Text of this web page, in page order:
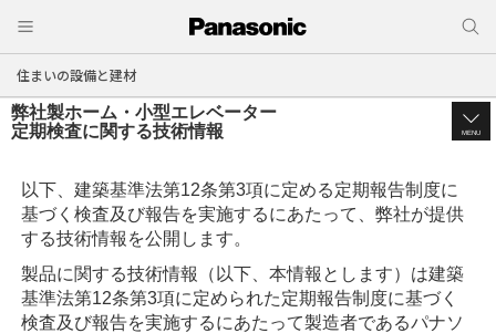
住まいの設備と建材
弊社製ホーム・小型エレベーター
定期検査に関する技術情報
MENU
以下、建築基準法第12条第3項に定める定期報告制度に
基づく検査及び報告を実施するにあたって、弊社が提供
する技術情報を公開します。
製品に関する技術情報（以下、本情報とします）は建築
基準法第12条第3項に定められた定期報告制度に基づく
検査及び報告を実施するにあたって製造者であるパナソ